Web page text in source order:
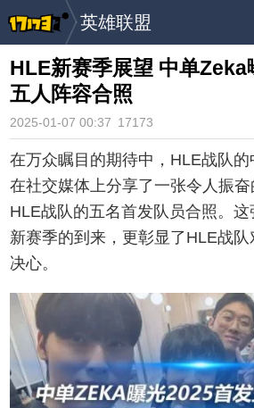
英雄联盟
HLE新赛季展望 中单Zeka
五人阵容合照
2025-01-07 00:37 17173
在万众瞩目的期待中，HLE战队的
在社交媒体上分享了一张令人振
HLE战队的五名首发队员合照。
新赛季的到来，更彰显了HLE战
决心。